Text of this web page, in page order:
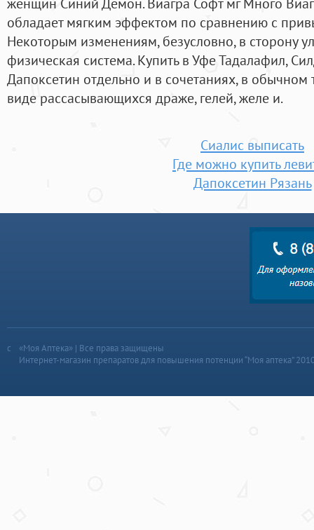
обладает мягким эффектом по сравнению с
Некоторым изменениям, безусловно, в сторону
физическая система. Купить в Уфе Тадалафил,
Дапоксетин отдельно и в сочетаниях, в
виде рассасывающихся драже, гелей, желе и.
Сиалис выписать
Где можно купить
Дапоксетин Рязань
«Моя Аптека» | Все права защищены
Интернет-магазин препаратов для повышения потенции “Моя аптека”